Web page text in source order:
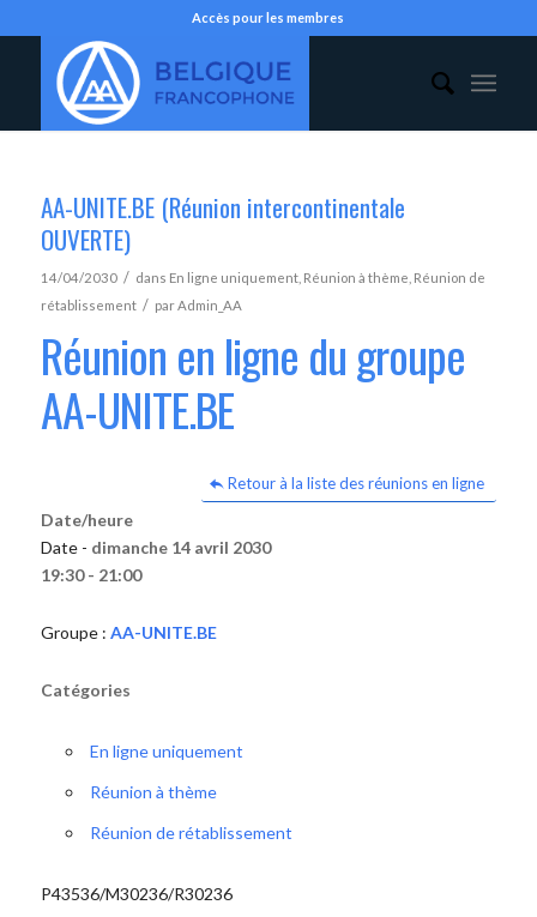
Accès pour les membres
AA-UNITE.BE (Réunion intercontinentale
OUVERTE)
14/04/2030 / dans En ligne uniquement, Réunion à thème Réunion de
rétablissement / parAdmin_AA
Réunion en ligne du groupe
AA-UNITE.BE
Retour à la liste des réunions en ligne
Date/heure
Date - dimanche 14 avril 2030
19:30 - 21:00
Groupe : AA-UNITE.BE
Catégories
En ligne uniquement
Réunion à thème
Réunion de rétablissement
P43536/M30236/R30236